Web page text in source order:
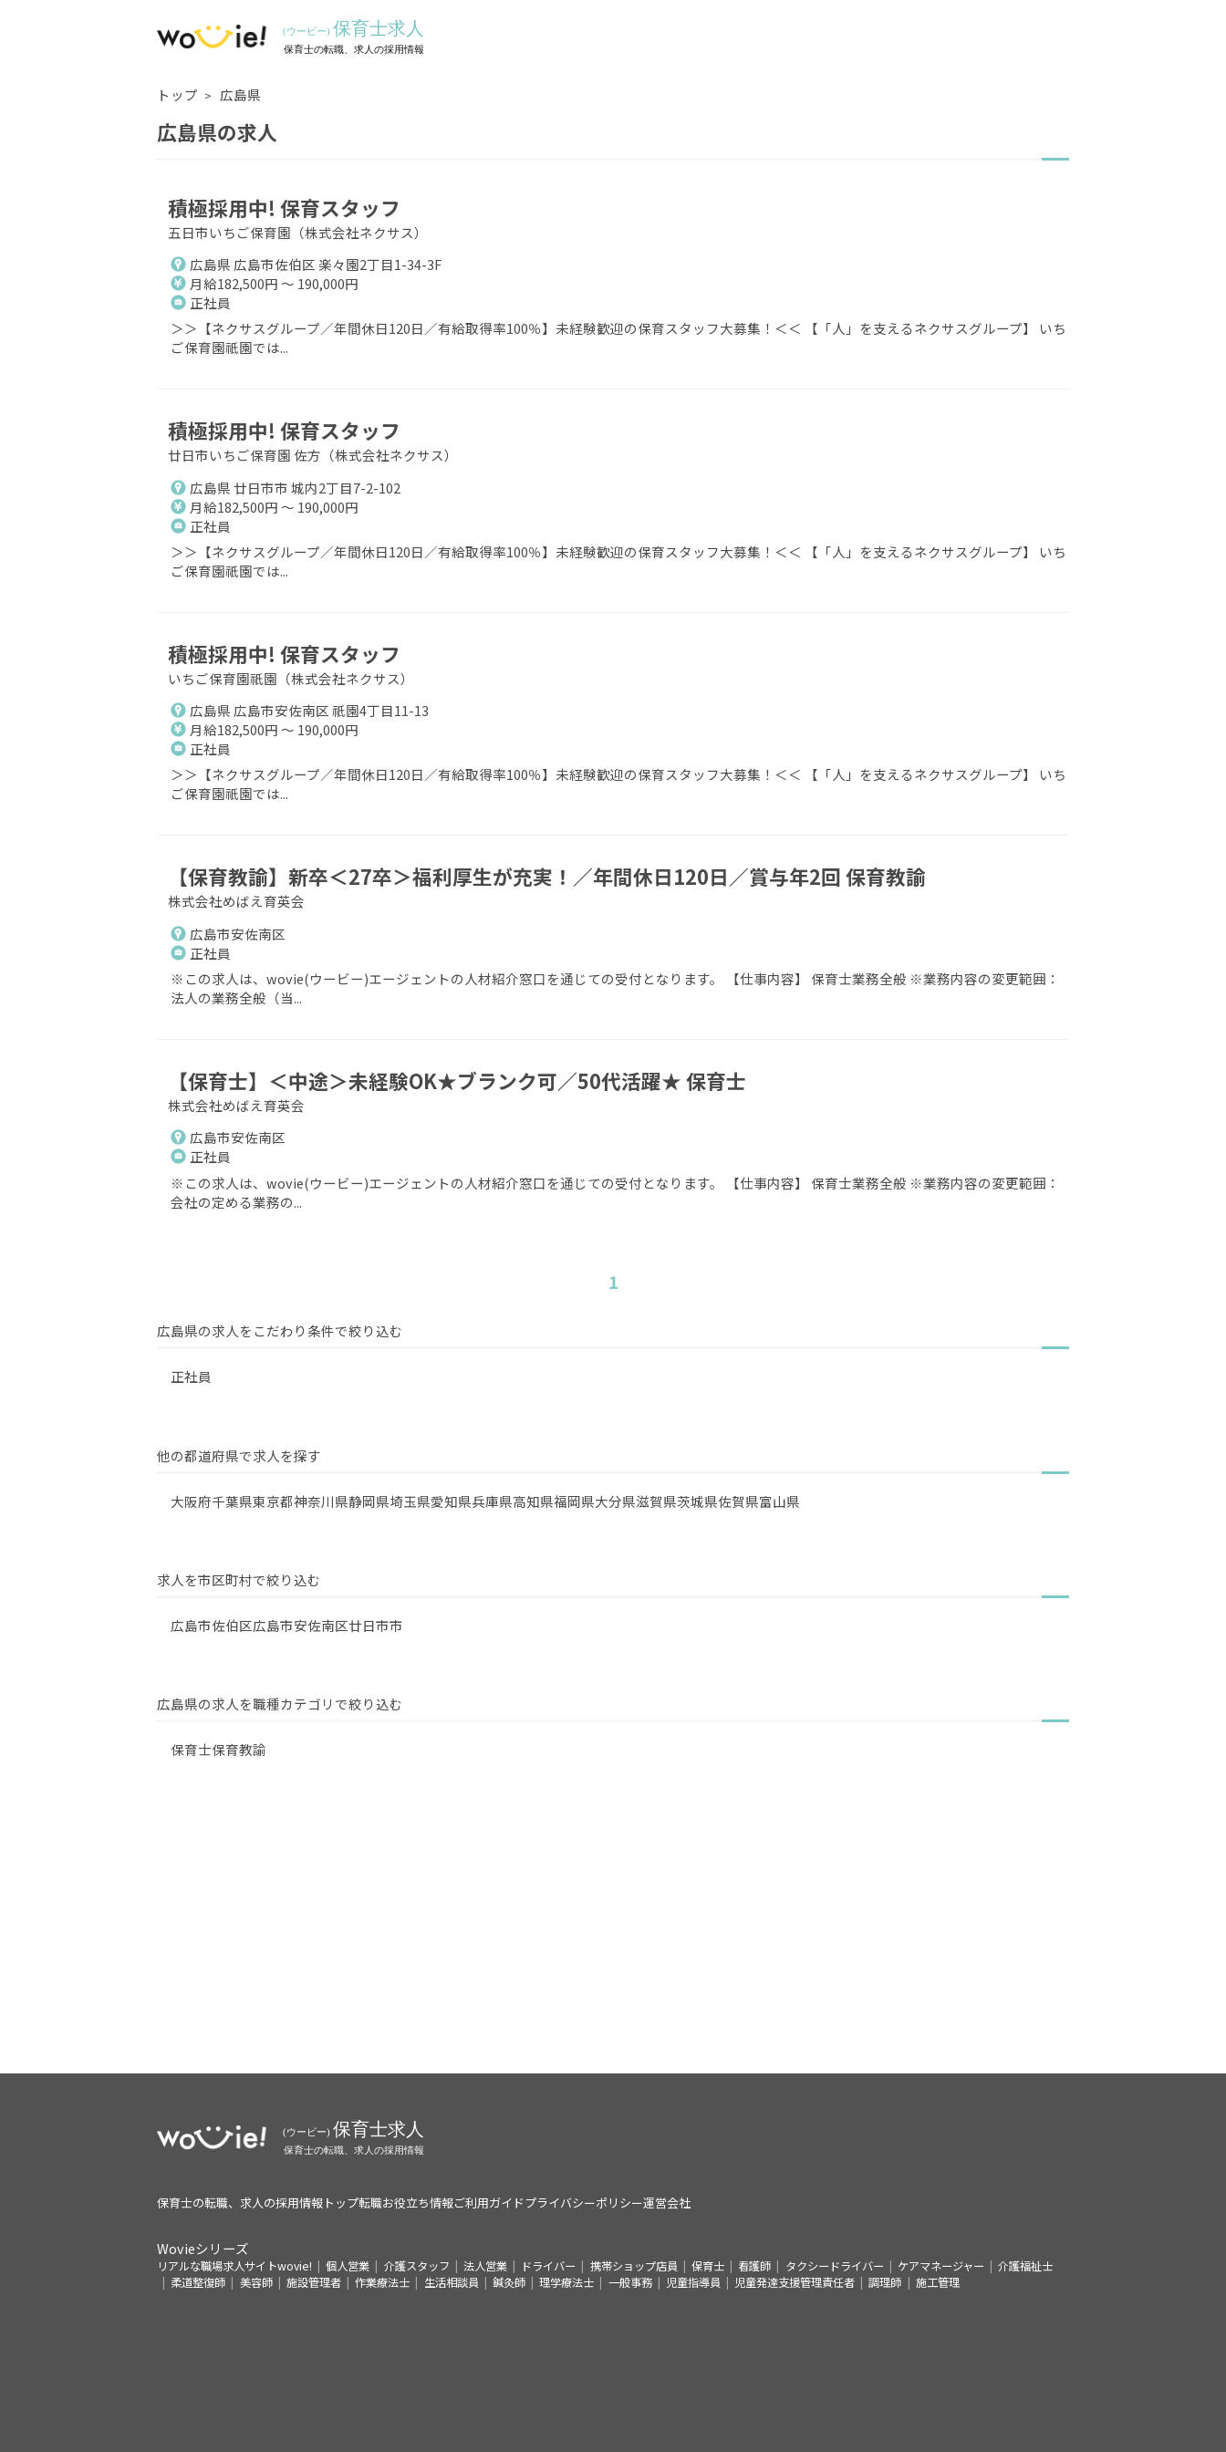
トップ 広島県
広島県の求人
積極採用中! 保育スタッフ
五日市いちご保育園（株式会社ネクサス）
広島県 広島市佐伯区 楽々園2丁目1-34-3F
月給182,500円 ～ 190,000円
正社員
＞＞【ネクサスグループ／年間休日120日／有給取得率100％】未経験歓迎の保育スタッフ大募集！＜＜ 【「人」を支えるネクサスグループ】 いち
ご保育園祇園では...
積極採用中! 保育スタッフ
廿日市いちご保育園 佐方（株式会社ネクサス）
広島県 廿日市市 城内2丁目7-2-102
月給182,500円 ～ 190,000円
正社員
＞＞【ネクサスグループ／年間休日120日／有給取得率100％】未経験歓迎の保育スタッフ大募集！＜＜ 【「人」を支えるネクサスグループ】 いち
ご保育園祇園では...
積極採用中! 保育スタッフ
いちご保育園祇園（株式会社ネクサス）
広島県 広島市安佐南区 祇園4丁目11-13
月給182,500円 ～ 190,000円
正社員
＞＞【ネクサスグループ／年間休日120日／有給取得率100％】未経験歓迎の保育スタッフ大募集！＜＜ 【「人」を支えるネクサスグループ】 いち
ご保育園祇園では...
【保育教諭】新卒＜27卒＞福利厚生が充実！／年間休日120日／賞与年2回 保育教諭
株式会社めばえ育英会
広島市安佐南区
正社員
※この求人は、wovie(ウービー)エージェントの人材紹介窓口を通じての受付となります。 【仕事内容】 保育士業務全般 ※業務内容の変更範囲：
法人の業務全般（当...
【保育士】＜中途＞未経験OK★ブランク可／50代活躍★ 保育士
株式会社めばえ育英会
広島市安佐南区
正社員
※この求人は、wovie(ウービー)エージェントの人材紹介窓口を通じての受付となります。 【仕事内容】 保育士業務全般 ※業務内容の変更範囲：
会社の定める業務の...
1
広島県の求人をこだわり条件で絞り込む
正社員
他の都道府県で求人を探す
大阪府千葉県東京都神奈川県静岡県埼玉県愛知県兵庫県高知県福岡県大分県滋賀県茨城県佐賀県富山県
求人を市区町村で絞り込む
広島市佐伯区広島市安佐南区廿日市市
広島県の求人を職種カテゴリで絞り込む
保育士保育教諭
保育士の転職、求人の採用情報トップ転職お役立ち情報ご利用ガイドプライバシーポリシー運営会社
Wovieシリーズ
リアルな職場求人サイトwovie! 個人営業 介護スタッフ 法人営業 ドライバー 携帯ショップ店員 保育士 看護師 タクシードライバー ケアマネージャー
介護福祉士
柔道整復師
美容師 施設管理者 作業療法士 生活相談員 鍼灸師 理学療法士 一般事務 児童指導員 児童発達支援管理責任者 調理師 施工管理